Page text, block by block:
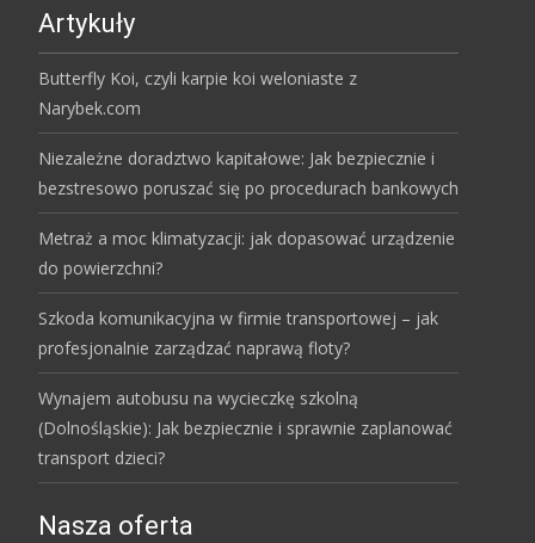
Artykuły
Butterfly Koi, czyli karpie koi weloniaste z
Narybek.com
Niezależne doradztwo kapitałowe: Jak bezpiecznie i
bezstresowo poruszać się po procedurach bankowych
Metraż a moc klimatyzacji: jak dopasować urządzenie
do powierzchni?
Szkoda komunikacyjna w firmie transportowej – jak
profesjonalnie zarządzać naprawą floty?
Wynajem autobusu na wycieczkę szkolną
(Dolnośląskie): Jak bezpiecznie i sprawnie zaplanować
transport dzieci?
Nasza oferta